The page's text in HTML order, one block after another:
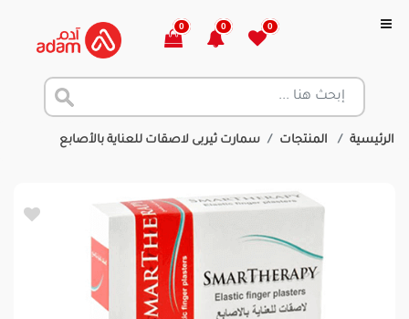
0
0
0
الرئيسية المنتجات سمارت ثيربى لاصقات للعناية بالأصابع